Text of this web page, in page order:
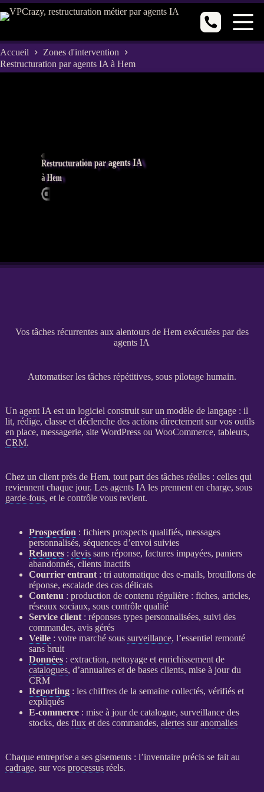
Passer
au
Accueil
Zones d'intervention
Restructuration par agents IA à Hem
Restructuration par agents IA
à Hem
Vos tâches récurrentes aux alentours de Hem exécutées par des
agents IA
Automatiser les tâches répétitives, sous pilotage humain.
Un agent IA est un logiciel construit sur un modèle de langage : il
lit, rédige, classe et déclenche des actions directement sur vos outils
en place, messagerie, site WordPressou WooCommerce, tableurs,
CRM.
Chez un client près de Hem, tout part des tâches réelles : celles qui
reviennent chaque jour. Les agents IA les prennent en charge, sous
garde-fous, et le contrôle vous revient.
Prospection : fichiers prospectsqualifiés, messages
personnalisés, séquences d’envoi suivies
Relances: devissans réponse, factures impayées, paniers
abandonnés, clients inactifs
Courrier entrant: tri automatique des e-mails, brouillons de
réponse, escalade des cas délicats
Contenu : production de contenu régulière : fiches, articles,
réseaux sociaux, sous contrôle qualité
Service client: réponses types personnalisées, suivi des
commandes, avis gérés
Veille: votre marché sous surveillance, l’essentiel remonté
sans bruit
Données: extraction, nettoyage et enrichissement de
catalogues, d’annuaires et de bases clients, mise à jour du
CRM
Reporting: les chiffres de la semaine collectés, vérifiés et
expliqués
E-commerce: mise à jour de catalogue, surveillancedes
stocks, des fluxet des commandes, alertessuranomalies
Chaque entreprise a ses gisements : l’inventaire précis se fait au
cadrage, sur vos processusréels.